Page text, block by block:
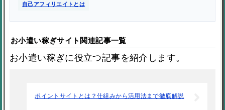
自己アフィリエイトとは
お小遣い稼ぎサイト関連記事一覧
お小遣い稼ぎに役立つ記事を紹介します。
ポイントサイトとは？仕組みから活用法まで徹底解説